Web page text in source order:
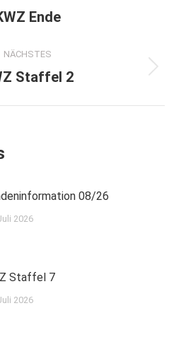
Vorheriger
Ende
NÄCHSTES
Nächster
Staffel 2
08/26
2026
Staffel 7
2026